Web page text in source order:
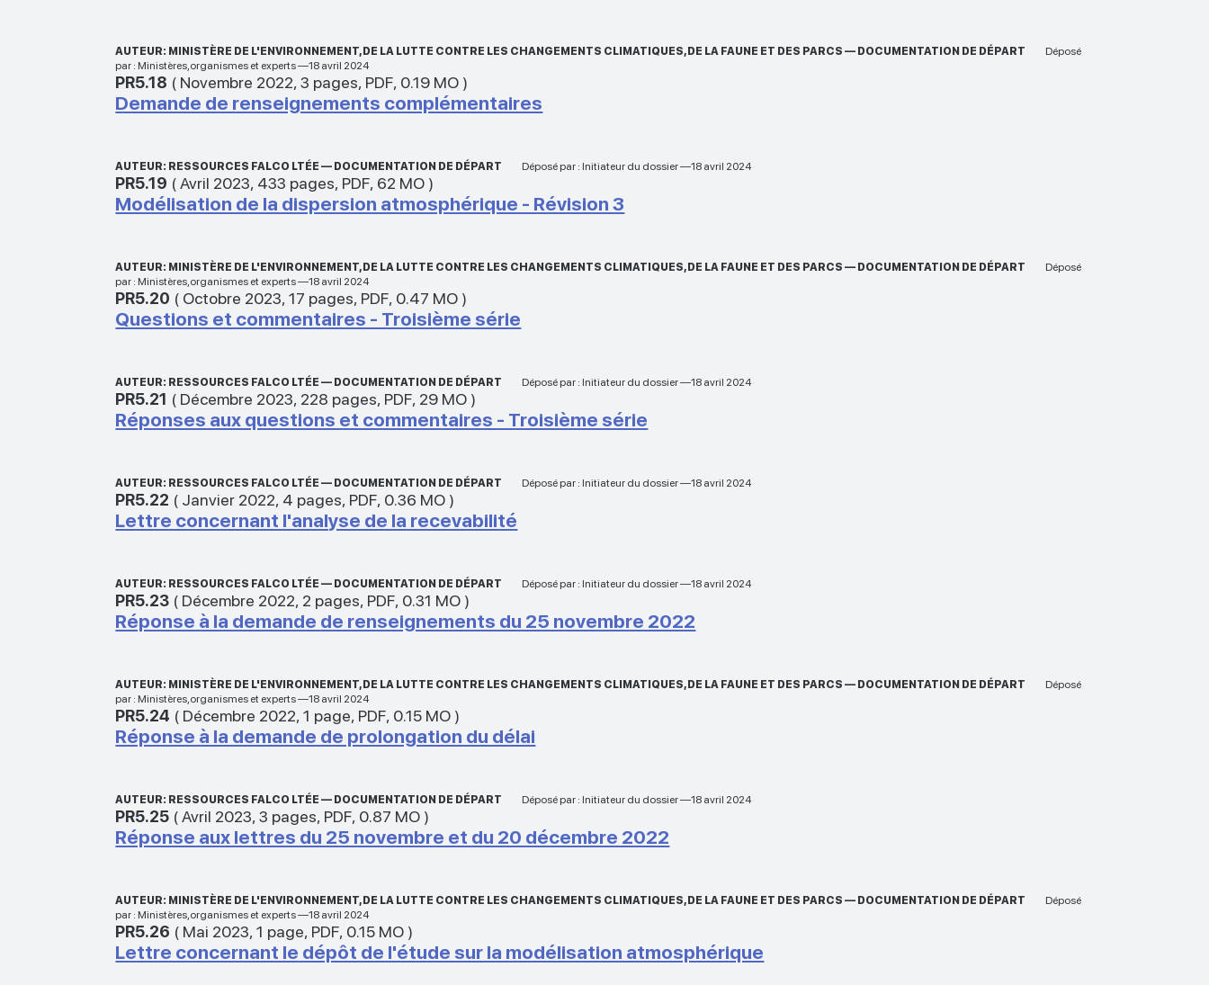
AUTEUR: MINISTÈRE DE L'ENVIRONNEMENT, DE LA LUTTE CONTRE LES CHANGEMENTS CLIMATIQUES, DE LA FAUNE ET DES PARCS — DOCUMENTATION DE DÉPART
Déposé
par : Ministères,organismes et experts —18 avril 2024
PR5.18 ( Novembre 2022,3 pages, PDF, 0.19 MO )
Demande de renseignements complémentaires
AUTEUR: RESSOURCES FALCO LTÉE — DOCUMENTATION DE DÉPART Déposé par : Initiateur du dossier —18 avril 2024
PR5.19 (Avril 2023, 433 pages, PDF, 62 MO )
Modélisation de la dispersion atmosphérique - Révision 3
AUTEUR: MINISTÈRE DE L'ENVIRONNEMENT, DE LA LUTTE CONTRE LES CHANGEMENTS CLIMATIQUES, DE LA FAUNE ET DES PARCS — DOCUMENTATION DE DÉPART
Déposé
par : Ministères,organismes et experts —18 avril 2024
PR5.20 ( Octobre 2023,17 pages, PDF, 0.47 MO )
Questions et commentaires - Troisième série
AUTEUR: RESSOURCES FALCO LTÉE — DOCUMENTATION DE DÉPART Déposé par : Initiateur du dossier —18 avril 2024
PR5.21 ( Décembre 2023, 228 pages, PDF, 29 MO )
Réponses aux questions et commentaires - Troisième série
AUTEUR: RESSOURCES FALCO LTÉE — DOCUMENTATION DE DÉPART Déposé par : Initiateur du dossier —18 avril 2024
PR5.22 ( Janvier 2022, 4 pages, PDF, 0.36 MO )
Lettre concernant l'analyse de la recevabilité
AUTEUR: RESSOURCES FALCO LTÉE — DOCUMENTATION DE DÉPART Déposé par : Initiateur du dossier —18 avril 2024
PR5.23 ( Décembre 2022, 2 pages, PDF, 0.31 MO )
Réponse à la demande de renseignements du 25 novembre 2022
AUTEUR: MINISTÈRE DE L'ENVIRONNEMENT, DE LA LUTTE CONTRE LES CHANGEMENTS CLIMATIQUES, DE LA FAUNE ET DES PARCS — DOCUMENTATION DE DÉPART
Déposé
par : Ministères,organismes et experts —18 avril 2024
PR5.24 ( Décembre 2022,1 page, PDF, 0.15 MO )
Réponse à la demande de prolongation du délai
AUTEUR: RESSOURCES FALCO LTÉE — DOCUMENTATION DE DÉPART Déposé par : Initiateur du dossier —18 avril 2024
PR5.25 (Avril 2023,3 pages, PDF, 0.87 MO )
Réponse aux lettres du 25 novembre et du 20 décembre 2022
AUTEUR: MINISTÈRE DE L'ENVIRONNEMENT, DE LA LUTTE CONTRE LES CHANGEMENTS CLIMATIQUES, DE LA FAUNE ET DES PARCS — DOCUMENTATION DE DÉPART
Déposé
par : Ministères,organismes et experts —18 avril 2024
PR5.26 ( Mai 2023,1 page, PDF, 0.15 MO )
Lettre concernant le dépôt de l'étude sur la modélisation atmosphérique